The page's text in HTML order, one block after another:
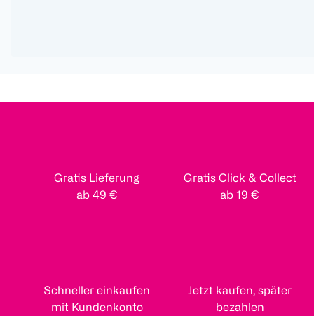
Gratis Lieferung
ab 49 €
Gratis Click & Collect
ab 19 €
Schneller einkaufen
mit Kundenkonto
Jetzt kaufen, später
bezahlen